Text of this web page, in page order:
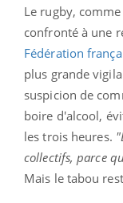
Le rugby,
confronté à une
Fédération
plus grande
suspicion de
boire d'alcool,
les trois heures.
collectifs, parce
Mais le tabou